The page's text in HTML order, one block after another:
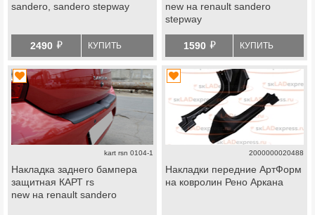
sandero, sandero stepway
2490 й КУПИТЬ
new на renault sandero
stepway
1590 й КУПИТЬ
kart rsn 0104-1
Накладка заднего бампера
защитная КАРТ rs
new на renault sandero
2000000020488
Накладки передние АртФорм
на ковролин Рено Аркана